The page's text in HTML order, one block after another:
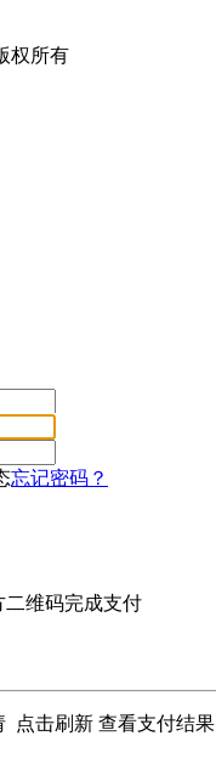
权所有
忘记密码？
维码完成支付
点击刷新 查看支付结果